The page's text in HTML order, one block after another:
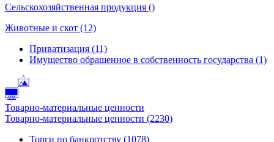
Сельскохозяйственная продукция ()
Животные и скот (12)
Приватизация (11)
Имущество обращенное в собственность государства (1)
Товарно-материальные ценности
Товарно-материальные ценности (2230)
Торги по банкротству (1078)